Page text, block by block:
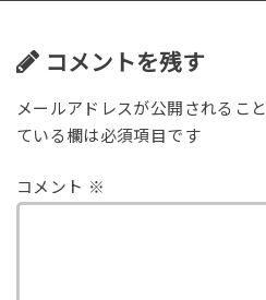
コメントを残す
メールアドレスが公開されるこ
ている欄は必須項目です
コメント ※